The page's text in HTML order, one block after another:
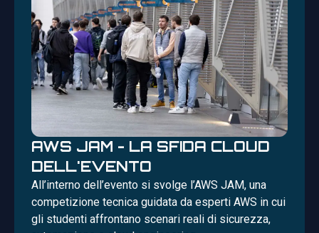
AWS JAM - LA SFIDA CLOUD
DELL'EVENTO
All’interno dell’evento si svolge l’AWS JAM, una
competizione tecnica guidata da esperti AWS in cui
gli studenti affrontano scenari reali di sicurezza,